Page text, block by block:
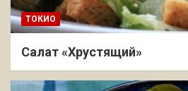
ТОКИО
Салат «Хрустящий»